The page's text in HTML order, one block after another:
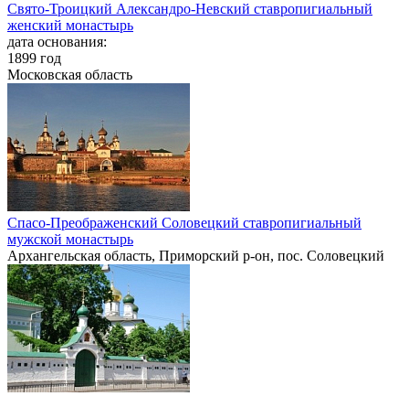
Свято-Троицкий Александро-Невский ставропигиальный
женский монастырь
дата основания:
1899 год
Московская область
Спасо-Преображенский Соловецкий ставропигиальный
мужской монастырь
Архангельская область, Приморский р-он, пос. Соловецкий